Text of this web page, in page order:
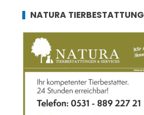
NATURA TIERBESTATTUNG